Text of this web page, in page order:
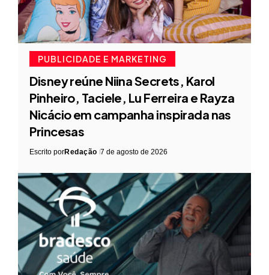
PUBLICIDADE E MARKETING
Disney reúne Niina Secrets, Karol
Pinheiro, Taciele, Lu Ferreira e Rayza
Nicácio em campanha inspirada nas
Princesas
Escrito porRedação 7 de agosto de 2026